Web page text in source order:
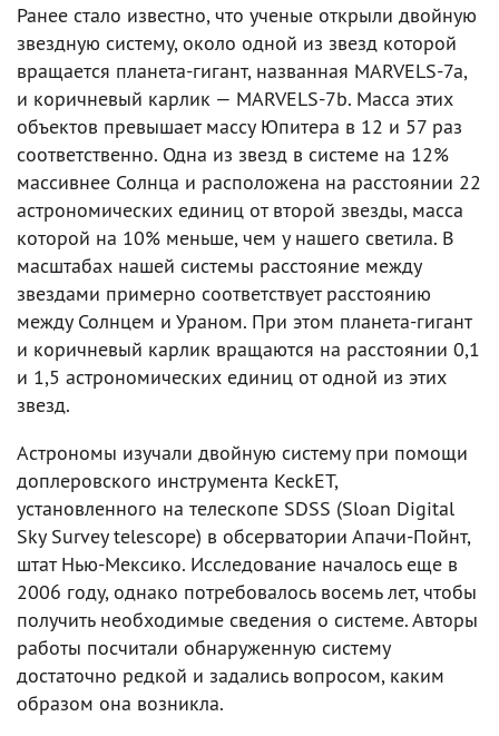
Ранее стало известно, что ученые открыли двойную
звездную систему, около одной из звезд которой
вращается планета-гигант, названная MARVELS-7a,
и коричневый карлик — MARVELS-7b. Масса этих
объектов превышает массу Юпитера в 12 и 57 раз
соответственно. Одна из звезд в системе на 12%
массивнее Солнца и расположена на расстоянии 22
астрономических единиц от второй звезды, масса
которой на 10% меньше, чем у нашего светила. В
масштабах нашей системы расстояние между
звездами примерно соответствует расстоянию
между Солнцем и Ураном. При этом планета-гигант
и коричневый карлик вращаются на расстоянии 0,1
и 1,5 астрономических единиц от одной из этих
звезд.
Астрономы изучали двойную систему при помощи
доплеровского инструмента KeckET,
установленного на телескопе SDSS (Sloan Digital
Sky Survey telescope) в обсерватории Апачи-Пойнт,
штат Нью-Мексико. Исследование началось еще в
2006 году, однако потребовалось восемь лет, чтобы
получить необходимые сведения о системе. Авторы
работы посчитали обнаруженную систему
достаточно редкой и задались вопросом, каким
образом она возникла.